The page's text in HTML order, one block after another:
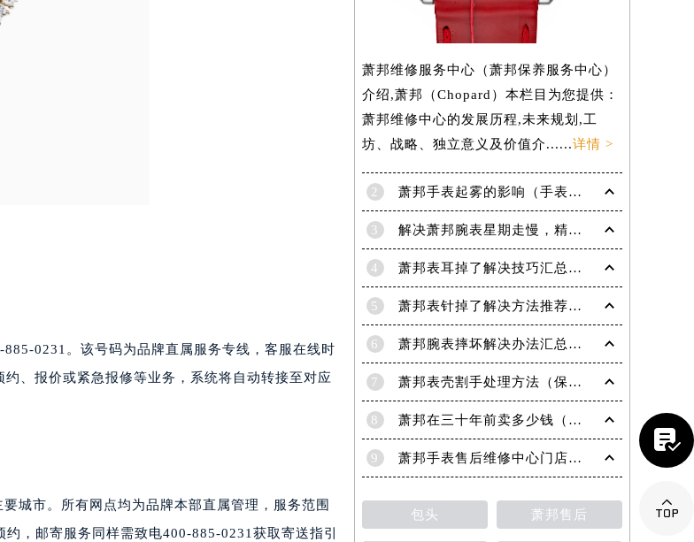
预约）
室（需提前预约）
907室（需提前预约）
室（需提前预约）
需提前预约）
层08室（需提前预约）
约）
层09室（需提前预约）
室（需提前预约）
07室（需提前预约）
室（需提前预约）
写字楼（鄂尔多斯大厦）23层2326室（需提前预约）
层2102室（需提前预约）
0231。该号码为品牌直属服务专线，客服在线时
、报价或紧急报修等业务，系统将自动转接至对应
城市。所有网点均为品牌本部直属管理，服务范围
，邮寄服务同样需致电400-885-0231获取寄送指引
萧邦维修服务中心（萧邦保养服务中心）
介绍,萧邦（Chopard）本栏目为您提供：
萧邦维修中心的发展历程,未来规划,工
坊、战略、独立意义及价值介......详情 >
2 萧邦手表起雾的影响（手表起雾维护建议）
3 解决萧邦腕表星期走慢，精准调校秘籍在这里
4 萧邦表耳掉了解决技巧汇总（轻松修复爱表的小妙招）
5 萧邦表针掉了解决方法推荐（轻松修复你的爱表）
6 萧邦腕表摔坏解决办法汇总（专业修复与日常保养技巧）
7 萧邦表壳割手处理方法（保养与修复技巧指南）
8 萧邦在三十年前卖多少钱（名表价格变迁的历史洞察）
9 萧邦手表售后维修中心门店地址
包头 萧邦售后

